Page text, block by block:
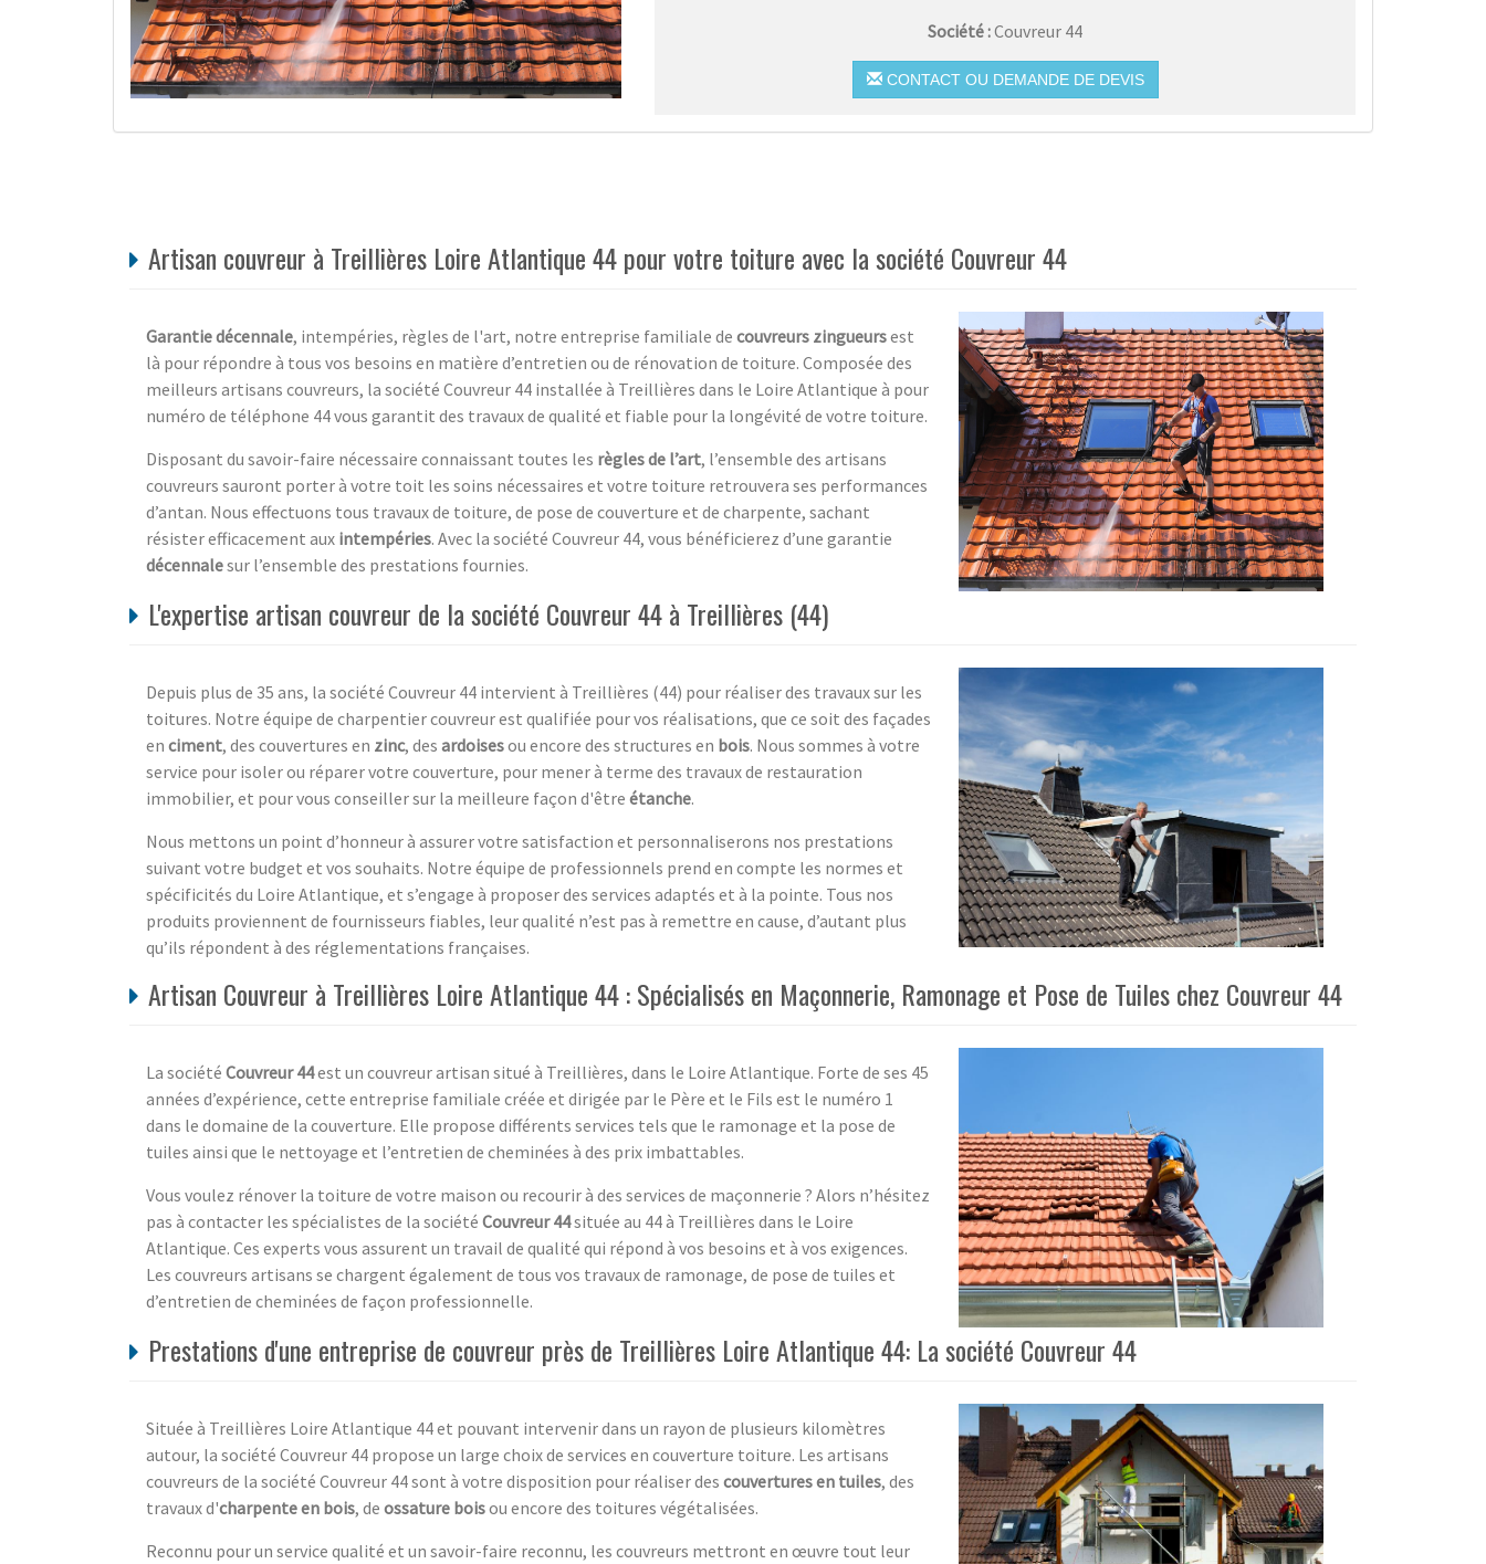
Société :Couvreur 44
CONTACT OU DEMANDE DE DEVIS
Artisan couvreur à Treillières Loire Atlantique 44 pour votre toiture avec la société Couvreur 44
Garantie décennale, intempéries, règles de l'art, notre entreprise familiale de couvreurs zingueursest
là pour répondre à tous vos besoins en matière d’entretien ou de rénovation de toiture. Composée des
meilleurs artisans couvreurs, la société Couvreur 44 installée à Treillières dans le Loire Atlantique à pour
numéro de téléphone 44 vous garantit des travaux de qualité et fiable pour la longévité de votre toiture.
Disposant du savoir-faire nécessaire connaissant toutes les règles de l’art, l’ensemble des artisans
couvreurs sauront porter à votre toit les soins nécessaires et votre toiture retrouvera ses performances
d’antan. Nous effectuons tous travaux de toiture, de pose de couverture et de charpente, sachant
résister efficacement aux intempéries. Avec la société Couvreur 44, vous bénéficierez d’une garantie
décennalesur l’ensemble des prestations fournies.
L'expertise artisan couvreur de la société Couvreur 44 à Treillières (44)
Depuis plus de 35 ans, la société Couvreur 44 intervient à Treillières (44) pour réaliser des travaux sur les
toitures. Notre équipe de charpentier couvreur est qualifiée pour vos réalisations, que ce soit des façades
en ciment, des couvertures en zinc, des ardoisesou encore des structures en bois. Nous sommes à votre
service pour isoler ou réparer votre couverture, pour mener à terme des travaux de restauration
immobilier, et pour vous conseiller sur la meilleure façon d'être étanche.
Nous mettons un point d’honneur à assurer votre satisfaction et personnaliserons nos prestations
suivant votre budget et vos souhaits. Notre équipe de professionnels prend en compte les normes et
spécificités du Loire Atlantique, et s’engage à proposer des services adaptés et à la pointe. Tous nos
produits proviennent de fournisseurs fiables, leur qualité n’est pas à remettre en cause, d’autant plus
qu’ils répondent à des réglementations françaises.
Artisan Couvreur à Treillières Loire Atlantique 44 : Spécialisés en Maçonnerie, Ramonage et Pose de Tuiles chez Couvreur 44
La société Couvreur 44est un couvreur artisan situé à Treillières, dans le Loire Atlantique. Forte de ses 45
années d’expérience, cette entreprise familiale créée et dirigée par le Père et le Fils est le numéro 1
dans le domaine de la couverture. Elle propose différents services tels que le ramonage et la pose de
tuiles ainsi que le nettoyage et l’entretien de cheminées à des prix imbattables.
Vous voulez rénover la toiture de votre maison ou recourir à des services de maçonnerie ? Alors n’hésitez
pas à contacter les spécialistes de la société Couvreur 44située au 44 à Treillières dans le Loire
Atlantique. Ces experts vous assurent un travail de qualité qui répond à vos besoins et à vos exigences.
Les couvreurs artisans se chargent également de tous vos travaux de ramonage, de pose de tuiles et
d’entretien de cheminées de façon professionnelle.
Prestations d'une entreprise de couvreur près de Treillières Loire Atlantique 44: La société Couvreur 44
Située à Treillières Loire Atlantique 44 et pouvant intervenir dans un rayon de plusieurs kilomètres
autour, la société Couvreur 44 propose un large choix de services en couverture toiture. Les artisans
couvreurs de la société Couvreur 44 sont à votre disposition pour réaliser des couvertures en tuiles, des
travaux d'charpente en bois, de ossature boisou encore des toitures végétalisées.
Reconnu pour un service qualité et un savoir-faire reconnu, les couvreurs mettront en œuvre tout leur